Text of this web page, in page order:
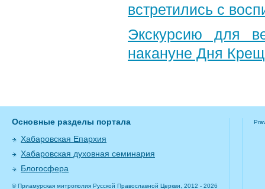
встретились с
Экскурсию для
накануне Дня
Основные разделы портала
Хабаровская Епархия
Хабаровская духовная семинария
Блогосфера
© Приамурская митрополия Русской Православной Церкви, 2012 - 2026